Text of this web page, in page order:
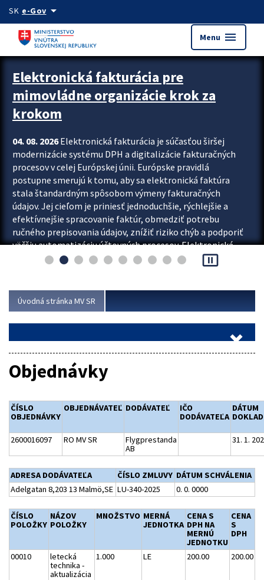
Preskocit na hlavný obsah
SK e-Govarrow_drop_down
Menu menu
Zastavit automatický posun upútavok
Elektronická fakturácia pre
mimovládne organizácie krok za
krokom
04. 08. 2026Elektronická fakturácia je súčasťou širšej
modernizácie systému DPH a digitalizácie fakturačných
procesov v celej Európskej únii. Európske pravidlá
postupne smerujú k tomu, aby sa elektronická faktúra
stala štandardným spôsobom výmeny fakturačných
údajov. Jej cieľom je priniesť jednoduchšie, rýchlejšie a
efektívnejšie spracovanie faktúr, obmedziť potrebu
ručného prepisovania údajov, znížiť riziko chýb a podporiť
väčšiu automatizáciu účtovných procesov. Elektronická
fakturácia preto nepredstavuje...
pause_presentation
Úvodná stránka MV SR
Objednávky
ČÍSLO
OBJEDNÁVKY
OBJEDNÁVATEĽ DODÁVATEĽ
IČO
DODÁVATEĽA
DÁTUM
2600016097 RO MV SR
Flygprestanda
AB
31. 1.
ADRESA DODÁVATEĽA ČÍSLO ZMLUVY DÁTUM SCHVÁLENIA
Adelgatan 8,203 13 Malmö,SE LU-340-2025 0. 0. 0000
ČÍSLO
POLOŽKY
NÁZOV
POLOŽKY
MNOŽSTVO MERNÁ
JEDNOTKA
CENA S
DPH NA
MERNÚ
JEDNOTKU
CENA
S
DPH
00010
letecká
technika -
aktualizácia
1.000 LE 200.00 200.00